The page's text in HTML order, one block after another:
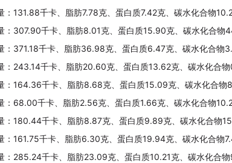
：131.88千卡、脂肪7.78克、蛋白质7.42克、碳水化合物
：307.90千卡、脂肪8.01克、蛋白质15.90克、碳水化合物
：371.18千卡、脂肪36.98克、蛋白质6.47克、碳水化合物
：243.14千卡、脂肪20.60克、蛋白质13.62克、碳水化合
：164.36千卡、脂肪8.68克、蛋白质15.09克、碳水化合物
：68.00千卡、脂肪2.56克、蛋白质1.66克、碳水化合物
：180.44千卡、脂肪8.87克、蛋白质9.89克、碳水化合物
：161.75千卡、脂肪6.30克、蛋白质19.94克、碳水化合物
：285.24千卡、脂肪23.09克、蛋白质10.21克、碳水化合